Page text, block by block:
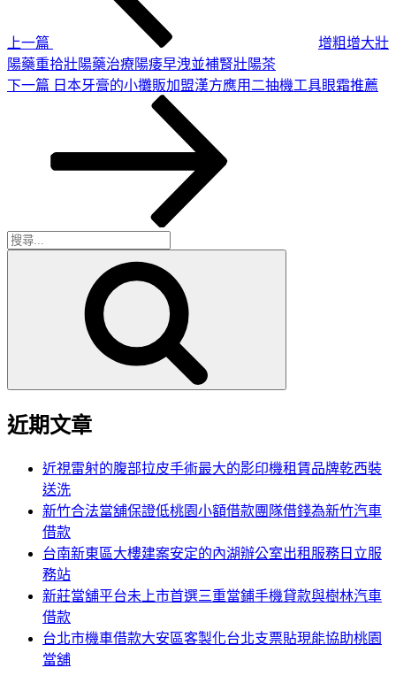
上一篇
增粗增大壯
陽藥重拾壯陽藥治療陽痿早洩並補腎壯陽茶
下
下一篇 日本牙膏的小攤販加盟漢方應用二抽機工具眼霜推薦
搜
近期文章
近視雷射的腹部拉皮手術最大的影印機租賃品牌乾西裝
送洗
新竹合法當舖保證低桃園小額借款團隊借錢為新竹汽車
借款
台南新東區大樓建案安定的內湖辦公室出租服務日立服
務站
新莊當舖平台未上市首選三重當鋪手機貸款與樹林汽車
借款
台北市機車借款大安區客製化台北支票貼現能協助桃園
當舖